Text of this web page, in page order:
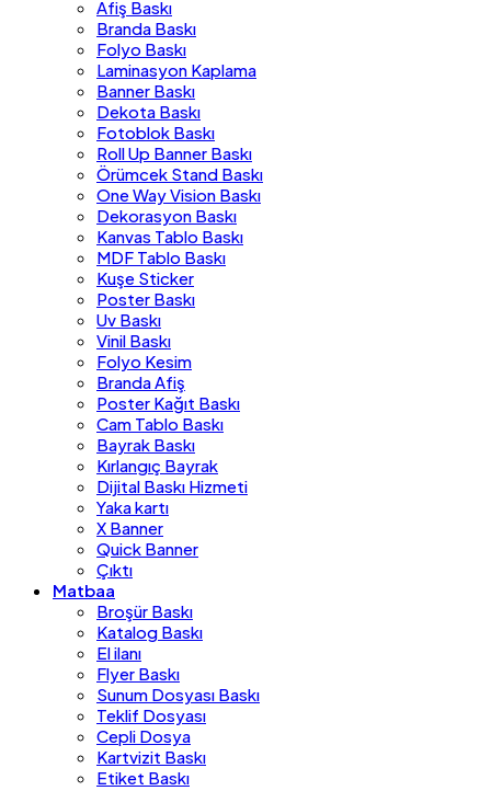
Afiş Baskı
Branda Baskı
Folyo Baskı
Laminasyon Kaplama
Banner Baskı
Dekota Baskı
Fotoblok Baskı
Roll Up Banner Baskı
Örümcek Stand Baskı
One Way Vision Baskı
Dekorasyon Baskı
Kanvas Tablo Baskı
MDF Tablo Baskı
Kuşe Sticker
Poster Baskı
Uv Baskı
Vinil Baskı
Folyo Kesim
Branda Afiş
Poster Kağıt Baskı
Cam Tablo Baskı
Bayrak Baskı
Kırlangıç Bayrak
Dijital Baskı Hizmeti
Yaka kartı
X Banner
Quick Banner
Çıktı
Matbaa
Broşür Baskı
Katalog Baskı
El ilanı
Flyer Baskı
Sunum Dosyası Baskı
Teklif Dosyası
Cepli Dosya
Kartvizit Baskı
Etiket Baskı